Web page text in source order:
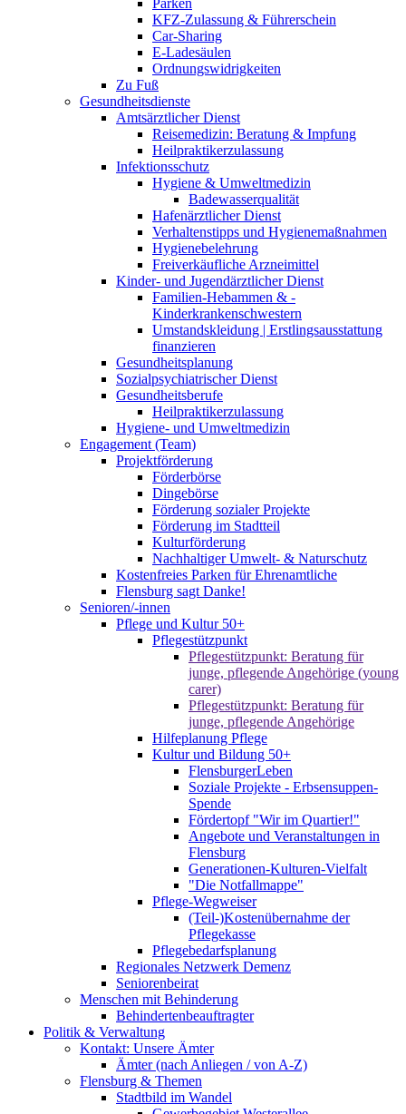
Parken
KFZ-Zulassung & Führerschein
Car-Sharing
E-Ladesäulen
Ordnungswidrigkeiten
Zu Fuß
Gesundheitsdienste
Amtsärztlicher Dienst
Reisemedizin: Beratung & Impfung
Heilpraktikerzulassung
Infektionsschutz
Hygiene & Umweltmedizin
Badewasserqualität
Hafenärztlicher Dienst
Verhaltenstipps und Hygienemaßnahmen
Hygienebelehrung
Freiverkäufliche Arzneimittel
Kinder- und Jugendärztlicher Dienst
Familien-Hebammen & -
Kinderkrankenschwestern
Umstandskleidung | Erstlingsausstattung
finanzieren
Gesundheitsplanung
Sozialpsychiatrischer Dienst
Gesundheitsberufe
Heilpraktikerzulassung
Hygiene- und Umweltmedizin
Engagement (Team)
Projektförderung
Förderbörse
Dingebörse
Förderung sozialer Projekte
Förderung im Stadtteil
Kulturförderung
Nachhaltiger Umwelt- & Naturschutz
Kostenfreies Parken für Ehrenamtliche
Flensburg sagt Danke!
Senioren/-innen
Pflege und Kultur 50+
Pflegestützpunkt
Pflegestützpunkt: Beratung für
junge, pflegende Angehörige (young
carer)
Pflegestützpunkt: Beratung für
junge, pflegende Angehörige
Hilfeplanung Pflege
Kultur und Bildung 50+
FlensburgerLeben
Soziale Projekte - Erbsensuppen-
Spende
Fördertopf "Wir im Quartier!"
Angebote und Veranstaltungen in
Flensburg
Generationen-Kulturen-Vielfalt
"Die Notfallmappe"
Pflege-Wegweiser
(Teil-)Kostenübernahme der
Pflegekasse
Pflegebedarfsplanung
Regionales Netzwerk Demenz
Seniorenbeirat
Menschen mit Behinderung
Behindertenbeauftragter
Politik & Verwaltung
Kontakt: Unsere Ämter
Ämter (nach Anliegen / von A-Z)
Flensburg & Themen
Stadtbild im Wandel